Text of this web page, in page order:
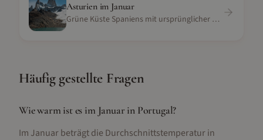
Asturienim Januar
Grüne Küste Spaniens mit ursprünglicher Natur
Häufig gestellte Fragen
Wie warm ist es im Januar in Portugal?
Im Januar beträgt die Durchschnittstemperatur in